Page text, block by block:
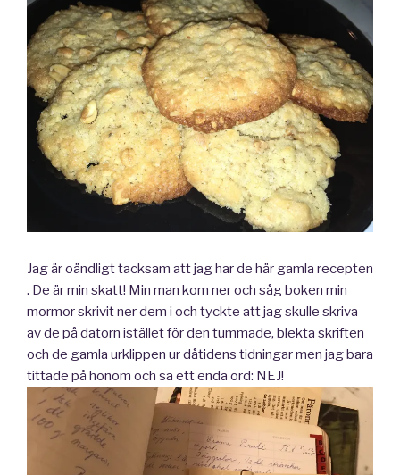
Jag är oändligt tacksam att jag har de här gamla recepten
. De är min skatt! Min man kom ner och såg boken min
mormor skrivit ner dem i och tyckte att jag skulle skriva
av de på datorn istället för den tummade, blekta skriften
och de gamla urklippen ur dåtidens tidningar men jag bara
tittade på honom och sa ett enda ord: NEJ!